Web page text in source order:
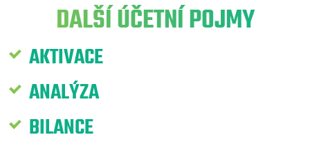
DALŠÍ ÚČETNÍ POJMY
AKTIVACE
ANALÝZA
BILANCE